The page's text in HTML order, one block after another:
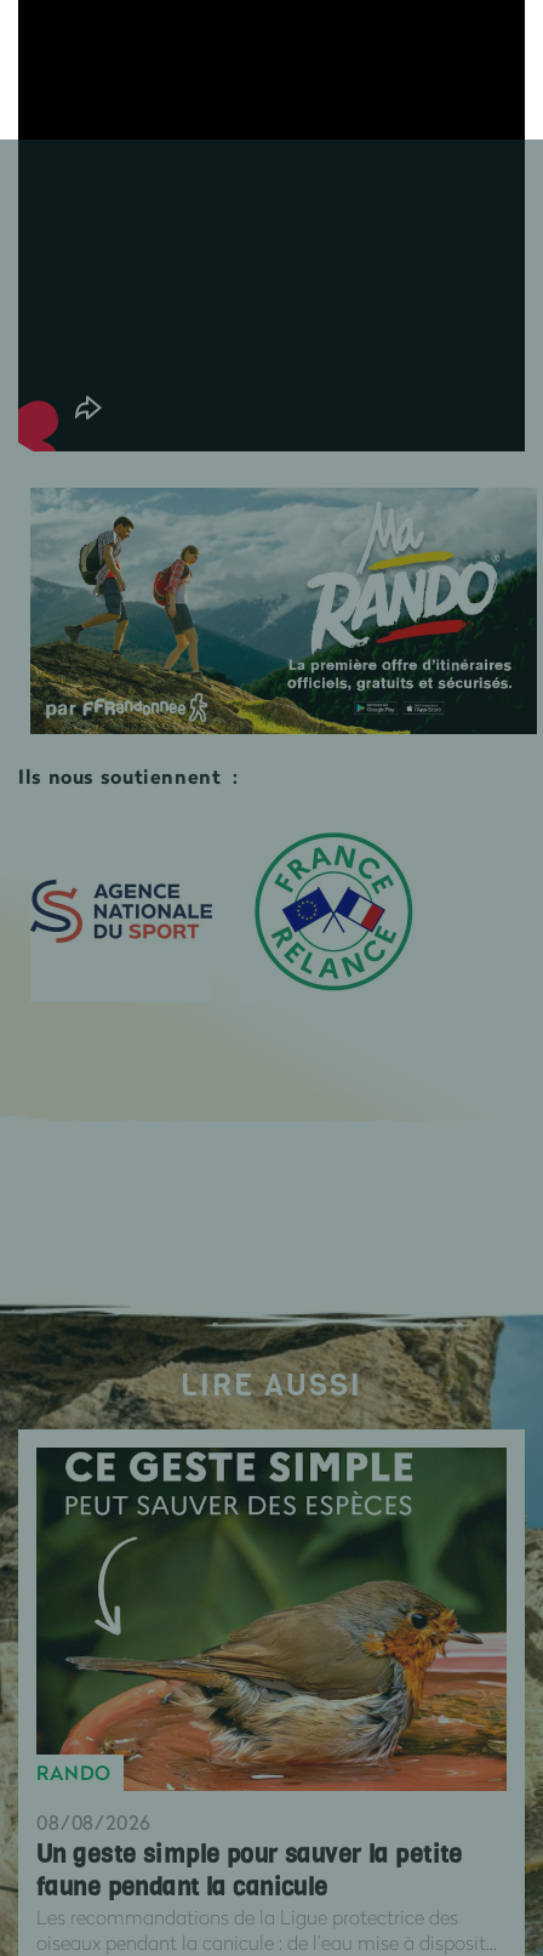
Ils nous soutiennent :
LIRE AUSSI
RANDO
08/08/2026
Un geste simple pour sauver la petite
faune pendant la canicule
Les recommandations de la Ligue protectrice des
oiseaux pendant la canicule : de l’eau mise à disposit...